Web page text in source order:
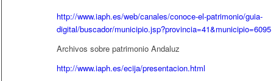
http://www.iaph.es/web/canales/conoce-el-patrimonio/guia-
digital/buscador/municipio.jsp?provincia=41&municipio=6095
Archivos sobre patrimonio Andaluz
http://www.iaph.es/ecija/presentacion.html